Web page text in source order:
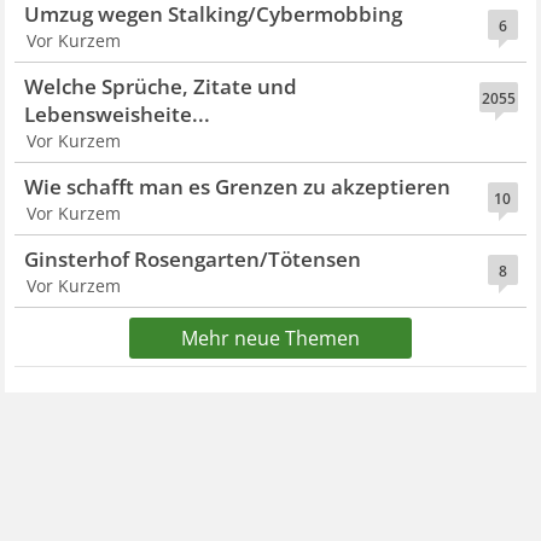
6
Umzug wegen Stalking/Cybermobbing
Vor Kurzem
2055
Welche Sprüche, Zitate und
Lebensweisheite...
Vor Kurzem
10
Wie schafft man es Grenzen zu akzeptieren
Vor Kurzem
8
Ginsterhof Rosengarten/Tötensen
Vor Kurzem
Mehr neue Themen